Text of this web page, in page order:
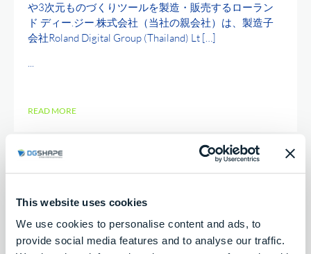
This website uses cookies
We use cookies to personalise content and ads, to
provide social media features and to analyse our traffic.
や3次元ものづくりツールを製造・販売するローラン
ド ディー.ジー.株式会社（当社の親会社）は、製造子
会社Roland Digital Group (Thailand) Lt […]
...
READ MORE